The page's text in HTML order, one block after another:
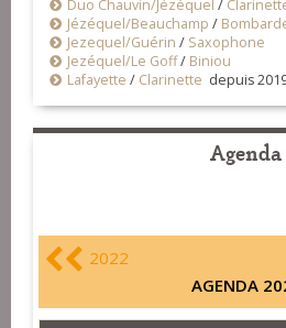
Duo Chauvin/Jézéquel /
Jézéquel/Beauchamp /
Jezequel/Guérin / Saxophone
Jezéquel/Le Goff/ Biniou
Lafayette / Clarinette depuis
Agenda
2022
AGENDA